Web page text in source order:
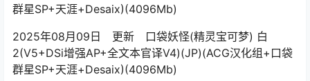
群星SP+天涯+Desaix)(4096Mb)
2025年08月09日 更新 口袋妖怪(精灵宝可梦) 白
2(V5+DSi增强AP+全文本官译V4)(JP)(ACG汉化组+口袋
群星SP+天涯+Desaix)(4096Mb)